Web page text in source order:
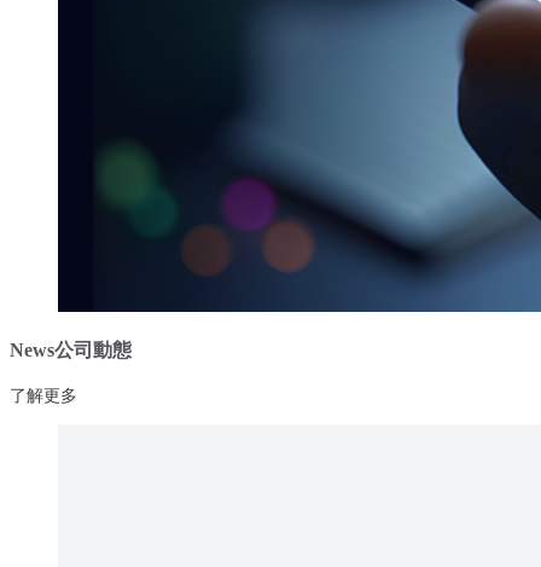
News公司動態
了解更多